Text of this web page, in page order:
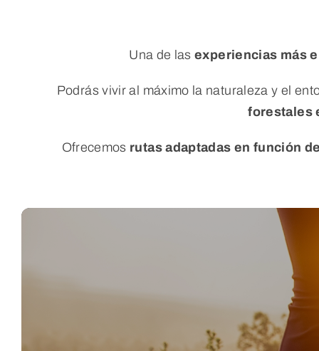
Una de las experiencias más
Podrás vivir al máximo la naturaleza y el
forestales
Ofrecemos rutas adaptadas en función